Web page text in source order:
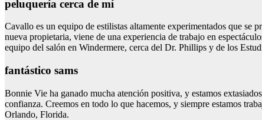
peluquería cerca de mí
Cavallo es un equipo de estilistas altamente experimentados que
nueva propietaria, viene de una experiencia de trabajo en
equipo del salón en Windermere, cerca del Dr. Phillips y de los
fantástico sams
Bonnie Vie ha ganado mucha atención positiva, y estamos
confianza. Creemos en todo lo que hacemos, y siempre estamos
Orlando, Florida.